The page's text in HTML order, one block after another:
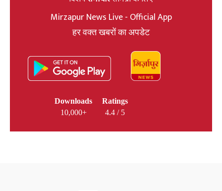
Mirzapur News Live - Official App
हर वक्त खबरों का अपडेट
Downloads
10,000+
Ratings
4.4 / 5